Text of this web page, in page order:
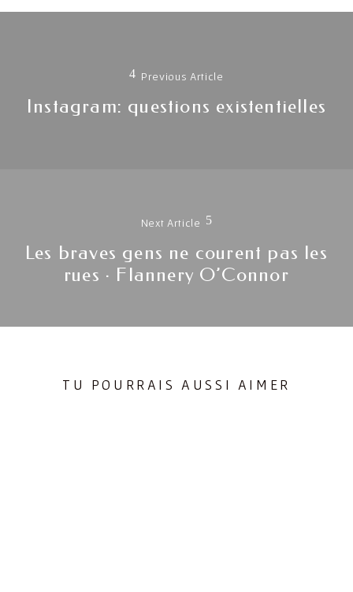
Previous Article
Previous
Instagram: questions existentielles
Next Article
Next
post:
Les braves gens ne courent pas les
rues · Flannery O’Connor
TU POURRAIS AUSSI AIMER